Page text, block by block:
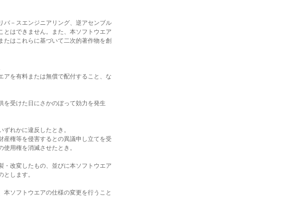
バ－スエンジニアリング、逆アセンブル
とはできません。また、本ソフトウエア
はこれらに基づいて二次的著作物を創
アを有料または無償で配付すること、な
を受けた日にさかのぼって効力を発生
れかに違反したとき。
産権等を侵害するとの異議申し立てを受
用権を消滅させたとき。
・改変したもの、並びに本ソフトウエア
します。
ソフトウエアの仕様の変更を行うこと